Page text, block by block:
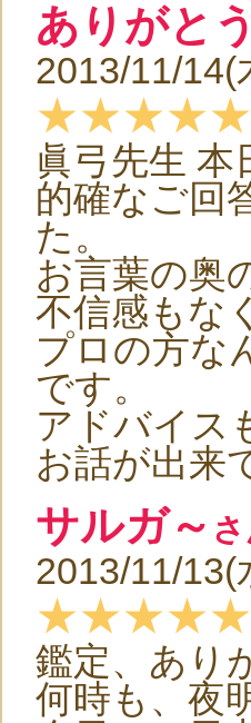
ありがと
2013/11/14(
★★★★★
眞弓先生
的確なご回
た。
お言葉の奥
不信感もな
プロの方な
です。
アドバイス
お話が出来
サルガ～
2013/11/13(
★★★★★
鑑定、あり
何時も、夜